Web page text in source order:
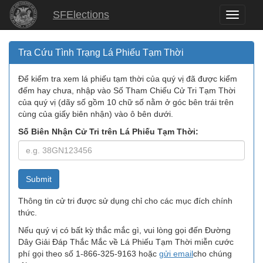
Toggle
SFElections
Tra Cứu Tình Trạng Lá Phiếu Tạm Thời
Để kiểm tra xem lá phiếu tạm thời của quý vị đã được kiểm
đếm hay chưa, nhập vào Số Tham Chiếu Cử Tri Tạm Thời
của quý vị (dãy số gồm 10 chữ số nằm ở góc bên trái trên
cùng của giấy biên nhận) vào ô bên dưới.
Số Biên Nhận Cử Tri trên Lá Phiếu Tạm Thời:
Thông tin cử tri được sử dụng chỉ cho các mục đích chính
thức.
Nếu quý vị có bất kỳ thắc mắc gì, vui lòng gọi đến Đường
Dây Giải Đáp Thắc Mắc về Lá Phiếu Tạm Thời miễn cước
phí gọi theo số 1-866-325-9163 hoặc gửi emailcho chúng